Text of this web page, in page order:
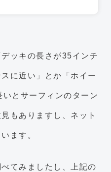
ッキの長さが35インチ
に近い」とか「ホイー
とサーフィンのターン
もありますし、ネット
ます。
てみましたし、上記の